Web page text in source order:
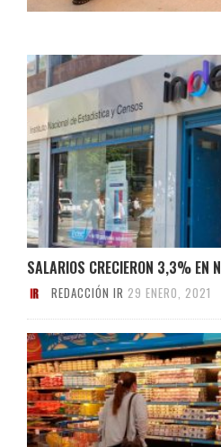
SALARIOS CRECIERON 3,3% EN
REDACCIÓN IR 29 ENERO, 2021